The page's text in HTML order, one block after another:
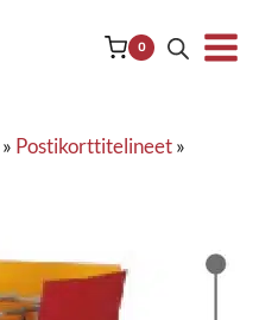
0
» Postikorttitelineet»